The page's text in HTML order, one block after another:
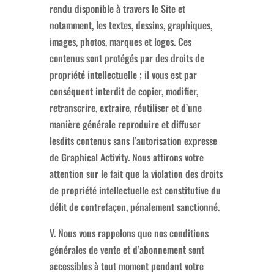
rendu disponible à travers le Site et
notamment, les textes, dessins, graphiques,
images, photos, marques et logos. Ces
contenus sont protégés par des droits de
propriété intellectuelle ; il vous est par
conséquent interdit de copier, modifier,
retranscrire, extraire, réutiliser et d’une
manière générale reproduire et diffuser
lesdits contenus sans l’autorisation expresse
de Graphical Activity. Nous attirons votre
attention sur le fait que la violation des droits
de propriété intellectuelle est constitutive du
délit de contrefaçon, pénalement sanctionné.
V. Nous vous rappelons que nos conditions
générales de vente et d’abonnement sont
accessibles à tout moment pendant votre